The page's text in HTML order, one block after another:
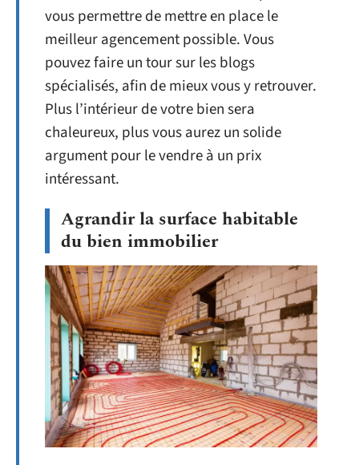
vous permettre de mettre en place le
meilleur agencement possible. Vous
pouvez faire un tour sur les blogs
spécialisés, afin de mieux vous y retrouver.
Plus l’intérieur de votre bien sera
chaleureux, plus vous aurez un solide
argument pour le vendre à un prix
intéressant.
Agrandir la surface habitable
du bien immobilier